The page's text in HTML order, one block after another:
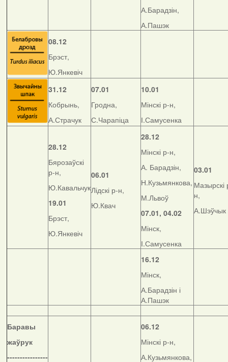
А.Барадзін,
А.Пашэк
08.12
Брэст,
Ю.Янкевіч
31.12
Кобрынь,
А.Страчук
07.01
Гродна,
С.Чарапіца
10.01
Мінскі р-н,
І.Самусенка
28.12
Бярозаўскі
р-н,
Ю.Кавальчук
19.01
Брэст,
Ю.Янкевіч
06.01
Лідскі р-н,
Ю.Квач
28.12
Мінскі р-н,
А. Барадзін,
Н.Кузьмянкова,
М.Львоў
07.01, 04.02
Мінск,
І.Самусенка
03.01
Мазырскі
н,
А.Шэўчык
16.12
Мінск,
А.Барадзін і
А.Пашэк
Баравы
жаўрук
----------------
06.12
Мінскі р-н,
А.Кузьмянкова,